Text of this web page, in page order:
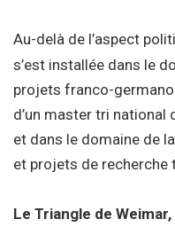
Au-delà de l’aspect
s’est installée dans le
projets franco-
d’un master tri national
et dans le domaine de
et projets de recherche
Le Triangle de